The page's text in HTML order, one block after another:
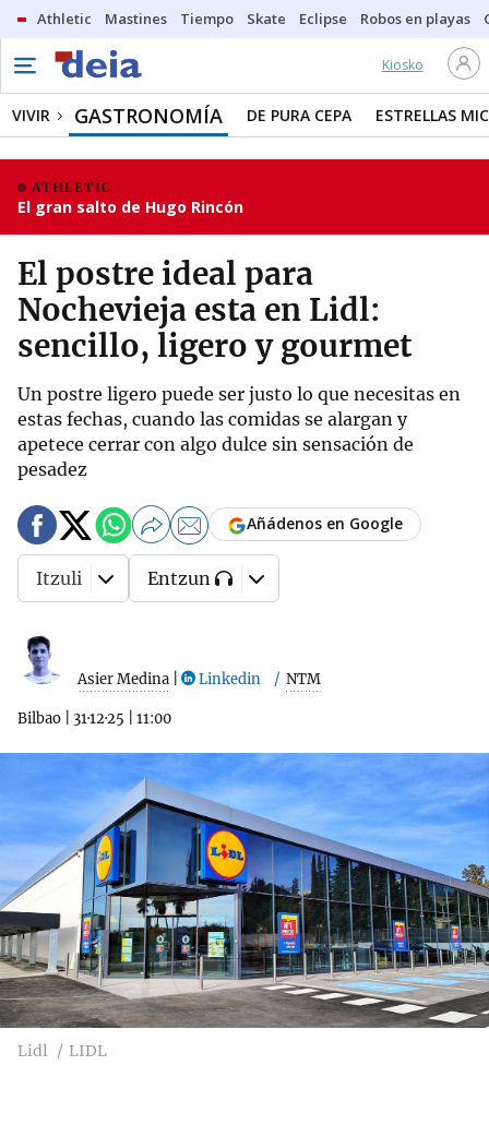
Athletic Mastines Tiempo Skate Eclipse Robos en playas
Kiosko
VIVIR GASTRONOMÍA DE PURA CEPA ESTRELLAS
ATHLETIC
El gran salto de Hugo Rincón
El postre ideal para
Nochevieja esta en Lidl:
sencillo, ligero y gourmet
Un postre ligero puede ser justo lo que necesitas en
estas fechas, cuando las comidas se alargan y
apetece cerrar con algo dulce sin sensación de
pesadez
Asier Medina Linkedin NTM
Bilbao 31·12·25 11:00
Añádenos en Google
Itzuli Entzun
Lidl LIDL